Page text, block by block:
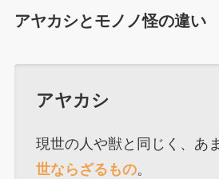
アヤカシとモノノ怪の違い
アヤカシ
現世の人や獣と同じく、あ
世ならざるもの。